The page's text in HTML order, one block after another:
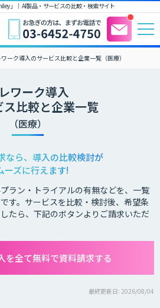
」｜ AI製品・サービスの比較・検索サイト
ーク導入のサービス比較と企業一覧（医療）
ワーク導入
ス比較と企業一覧
（医療）
なら、導入の比較検討が
ーズに行えます!
ラン・トライアルの有無などを、一覧
す。サービスを比較・検討後、希望条
たら、下記のボタンよりご請求いただ
を全て無料で資料請求する
最終更新日: 2026/08/04